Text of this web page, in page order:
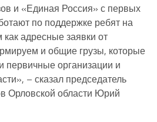
и «Единая Россия» с первых
по поддержке ребят на
адресные заявки от
и общие грузы, которые
первичные организации и
– сказал председатель
Орловской области Юрий